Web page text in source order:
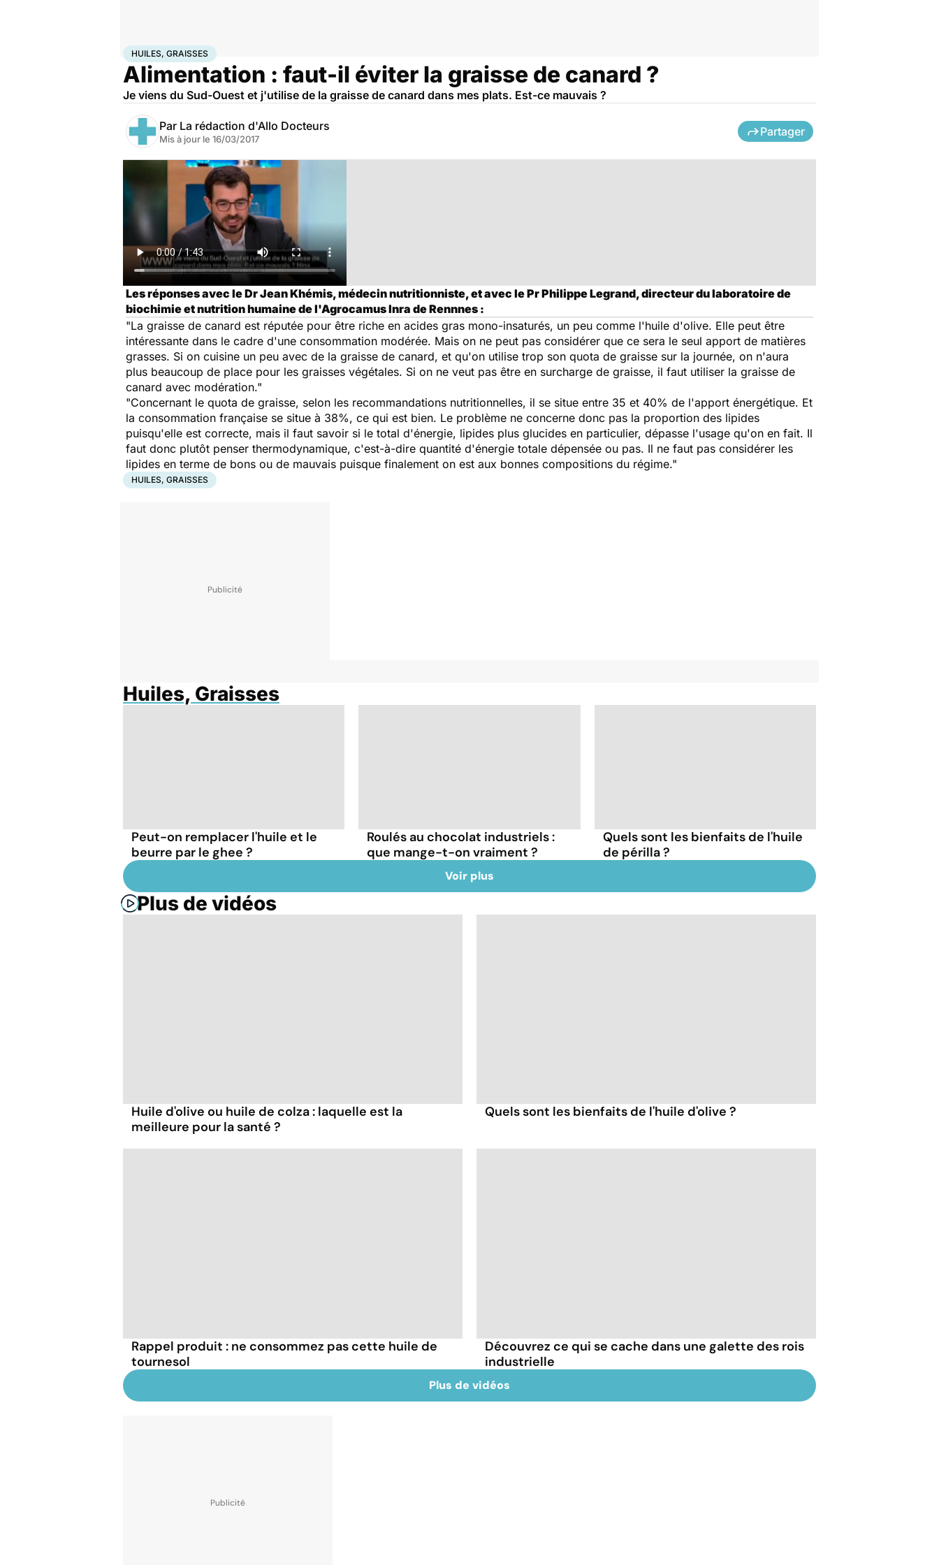
AccueilSantéHuiles, Graisses
HUILES, GRAISSES
Alimentation : faut-il éviter la graisse de canard ?
Je viens du Sud-Ouest et j'utilise de la graisse de canard dans mes plats. Est-ce mauvais ?
Par La rédaction d'Allo Docteurs
Mis à jour le 16/03/2017
Partager
Les réponses avec le Dr Jean Khémis, médecin nutritionniste, et avec le Pr Philippe Legrand, directeur du laboratoire de
biochimie et nutrition humaine de l'Agrocamus Inra de Rennnes :
"La graisse de canard est réputée pour être riche en acides gras mono-insaturés, un peu comme l'huile d'olive. Elle peut être
intéressante dans le cadre d'une consommation modérée. Mais on ne peut pas considérer que ce sera le seul apport de matières
grasses. Si on cuisine un peu avec de la graisse de canard, et qu'on utilise trop son quota de graisse sur la journée, on n'aura
plus beaucoup de place pour les graisses végétales. Si on ne veut pas être en surcharge de graisse, il faut utiliser la graisse de
canard avec modération."
"Concernant le quota de graisse, selon les recommandations nutritionnelles, il se situe entre 35 et 40% de l'apport énergétique. Et
la consommation française se situe à 38%, ce qui est bien. Le problème ne concerne donc pas la proportion des lipides
puisqu'elle est correcte, mais il faut savoir si le total d'énergie, lipides plus glucides en particulier, dépasse l'usage qu'on en fait. Il
faut donc plutôt penser thermodynamique, c'est-à-dire quantité d'énergie totale dépensée ou pas. Il ne faut pas considérer les
lipides en terme de bons ou de mauvais puisque finalement on est aux bonnes compositions du régime."
HUILES, GRAISSES
Huiles, Graisses
Peut-on remplacer l'huile et le
beurre par le ghee ?
Roulés au chocolat industriels :
que mange-t-on vraiment ?
Quels sont les bienfaits de l'huile
de périlla ?
Voir plus
Plus de vidéos
Huile d'olive ou huile de colza : laquelle est la
meilleure pour la santé ?
Quels sont les bienfaits de l'huile d'olive ?
Rappel produit : ne consommez pas cette huile de
tournesol
Découvrez ce qui se cache dans une galette des rois
industrielle
Plus de vidéos